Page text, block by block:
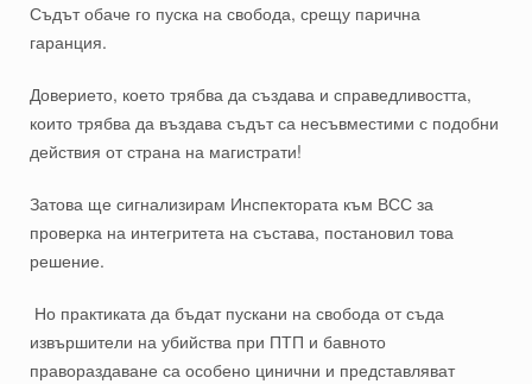
Съдът обаче го пуска на свобода, срещу парична
гаранция.
Доверието, което трябва да създава и справедливостта,
които трябва да въздава съдът са несъвместими с подобни
действия от страна на магистрати!
Затова ще сигнализирам Инспектората към ВСС за
проверка на интегритета на състава, постановил това
решение.
Но практиката да бъдат пускани на свобода от съда
извършители на убийства при ПТП и бавното
правораздаване са особено цинични и представляват